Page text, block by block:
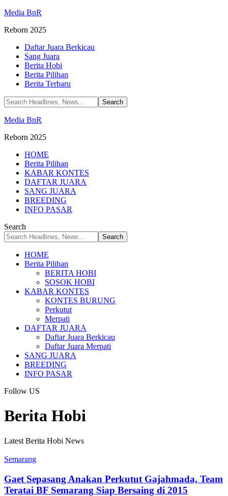
Media BnR
Reborn 2025
Daftar Juara Berkicau
Sang Juara
Berita Hobi
Berita Pilihan
Berita Terbaru
Media BnR
Reborn 2025
HOME
Berita Pilihan
KABAR KONTES
DAFTAR JUARA
SANG JUARA
BREEDING
INFO PASAR
Search
HOME
Berita Pilihan
BERITA HOBI
SOSOK HOBI
KABAR KONTES
KONTES BURUNG
Perkutut
Merpati
DAFTAR JUARA
Daftar Juara Berkicau
Daftar Juara Merpati
SANG JUARA
BREEDING
INFO PASAR
Follow US
Berita Hobi
Latest Berita Hobi News
Semarang
Gaet Sepasang Anakan Perkutut Gajahmada, Team
Teratai BF Semarang Siap Bersaing di 2015